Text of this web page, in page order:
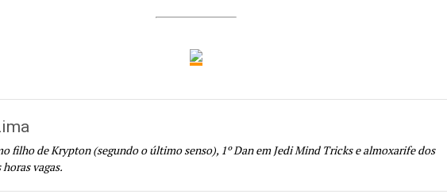
filho de Krypton (segundo o último senso), 1º Dan em Jedi Mind Tricks e almoxarife dos
horas vagas.